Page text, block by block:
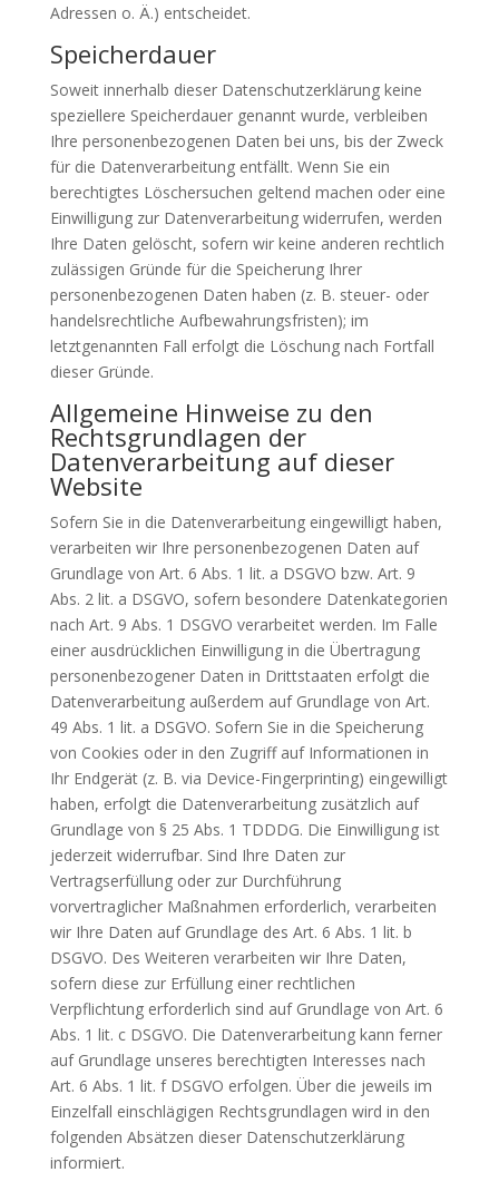
Adressen o. Ä.) entscheidet.
Speicherdauer
Soweit innerhalb dieser Datenschutzerklärung keine
speziellere Speicherdauer genannt wurde, verbleiben
Ihre personenbezogenen Daten bei uns, bis der Zweck
für die Datenverarbeitung entfällt. Wenn Sie ein
berechtigtes Löschersuchen geltend machen oder eine
Einwilligung zur Datenverarbeitung widerrufen, werden
Ihre Daten gelöscht, sofern wir keine anderen rechtlich
zulässigen Gründe für die Speicherung Ihrer
personenbezogenen Daten haben (z. B. steuer- oder
handelsrechtliche Aufbewahrungsfristen); im
letztgenannten Fall erfolgt die Löschung nach Fortfall
dieser Gründe.
Allgemeine Hinweise zu den
Rechtsgrundlagen der
Datenverarbeitung auf dieser
Website
Sofern Sie in die Datenverarbeitung eingewilligt haben,
verarbeiten wir Ihre personenbezogenen Daten auf
Grundlage von Art. 6 Abs. 1 lit. a DSGVO bzw. Art. 9
Abs. 2 lit. a DSGVO, sofern besondere Datenkategorien
nach Art. 9 Abs. 1 DSGVO verarbeitet werden. Im Falle
einer ausdrücklichen Einwilligung in die Übertragung
personenbezogener Daten in Drittstaaten erfolgt die
Datenverarbeitung außerdem auf Grundlage von Art.
49 Abs. 1 lit. a DSGVO. Sofern Sie in die Speicherung
von Cookies oder in den Zugriff auf Informationen in
Ihr Endgerät (z. B. via Device-Fingerprinting) eingewilligt
haben, erfolgt die Datenverarbeitung zusätzlich auf
Grundlage von § 25 Abs. 1 TDDDG. Die Einwilligung ist
jederzeit widerrufbar. Sind Ihre Daten zur
Vertragserfüllung oder zur Durchführung
vorvertraglicher Maßnahmen erforderlich, verarbeiten
wir Ihre Daten auf Grundlage des Art. 6 Abs. 1 lit. b
DSGVO. Des Weiteren verarbeiten wir Ihre Daten,
sofern diese zur Erfüllung einer rechtlichen
Verpflichtung erforderlich sind auf Grundlage von Art. 6
Abs. 1 lit. c DSGVO. Die Datenverarbeitung kann ferner
auf Grundlage unseres berechtigten Interesses nach
Art. 6 Abs. 1 lit. f DSGVO erfolgen. Über die jeweils im
Einzelfall einschlägigen Rechtsgrundlagen wird in den
folgenden Absätzen dieser Datenschutzerklärung
informiert.